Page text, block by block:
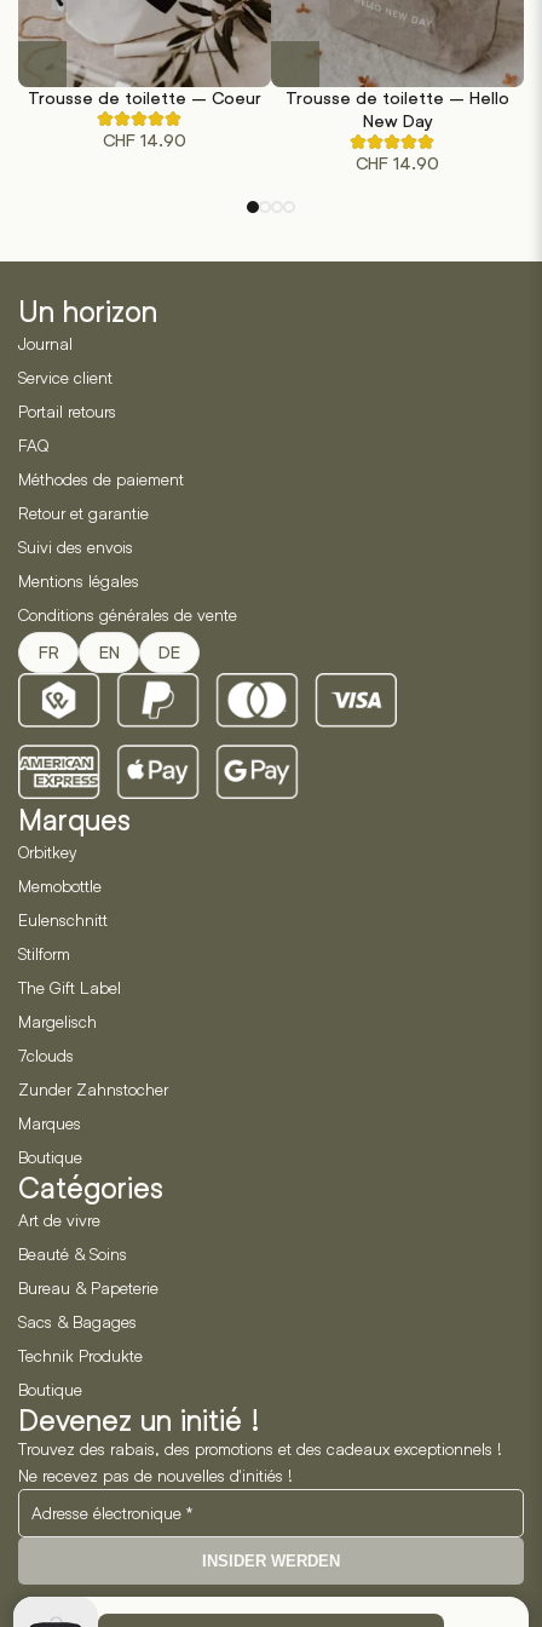
Trousse de toilette – Coeur
Noté
4.50
2
clients
CHF 14.90
Trousse de toilette – Hello
New Day
Noté
4.60
de
CHF 14.90
Un horizon
Journal
Service client
Portail retours
FAQ
Méthodes de paiement
Retour et garantie
Suivi des envois
Mentions légales
Conditions générales de vente
FR EN DE
Marques
Orbitkey
Memobottle
Eulenschnitt
Stilform
The Gift Label
Margelisch
7clouds
Zunder Zahnstocher
Marques
Boutique
Catégories
Art de vivre
Beauté & Soins
Bureau & Papeterie
Sacs & Bagages
Technik Produkte
Boutique
Devenez un initié !
Trouvez des rabais, des promotions et des cadeaux exceptionnels !
Ne recevez pas de nouvelles d'initiés !
INSIDER WERDEN